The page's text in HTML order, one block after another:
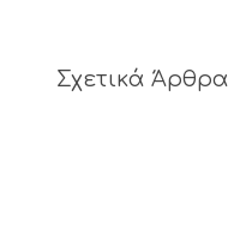
Σχετικά Άρθρα